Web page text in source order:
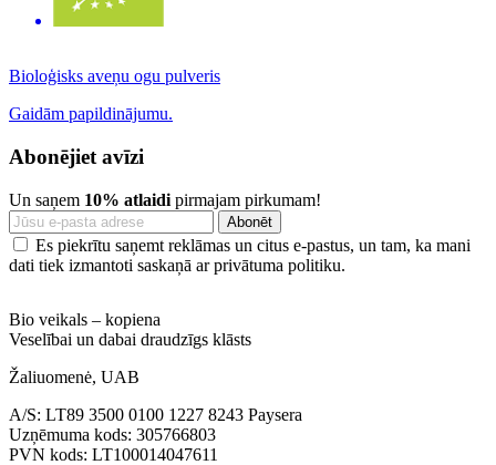
Bioloģisks aveņu ogu pulveris
Gaidām papildinājumu.
Abonējiet avīzi
Un saņem 10% atlaidi pirmajam pirkumam!
Es piekrītu saņemt reklāmas un citus e-pastus, un tam, ka mani
dati tiek izmantoti saskaņā ar privātuma politiku.
Bio veikals – kopiena
Veselībai un dabai draudzīgs klāsts
Žaliuomenė, UAB
A/S: LT89 3500 0100 1227 8243 Paysera
Uzņēmuma kods: 305766803
PVN kods: LT100014047611